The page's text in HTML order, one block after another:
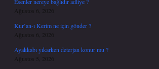
Ağustos 6, 2026
Kur’an-ı Kerim ne için gönder ?
Ağustos 6, 2026
Ayakkabı yıkarken deterjan konur mu ?
Ağustos 5, 2026